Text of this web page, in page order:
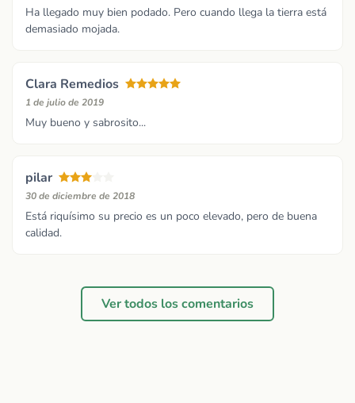
Ha llegado muy bien podado. Pero cuando llega la tierra está
demasiado mojada.
Clara Remedios
1 de julio de 2019
Muy bueno y sabrosito...
pilar
30 de diciembre de 2018
Está riquísimo su precio es un poco elevado, pero de buena
calidad.
Ver todos los comentarios